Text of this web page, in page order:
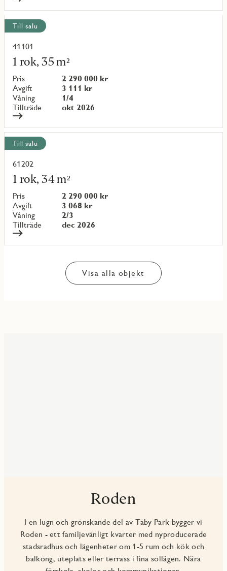
Till salu
41101
1 rok, 35 m²
Pris
2 290 000 kr
Avgift
3 111 kr
Våning
1/4
Tillträde
okt 2026
Läs
mer
om
objekt
{objectNumber}
Till salu
61202
1 rok, 34 m²
Pris
2 290 000 kr
Avgift
3 068 kr
Våning
2/3
Tillträde
dec 2026
Läs
mer
om
objekt
{objectNumber}
Visa alla objekt
Roden
I en lugn och grönskande del av Täby Park bygger vi
Roden - ett familjevänligt kvarter med nyproducerade
stadsradhus och lägenheter om 1-5 rum och kök och
balkong, uteplats eller terrass i fina sollägen. Nära